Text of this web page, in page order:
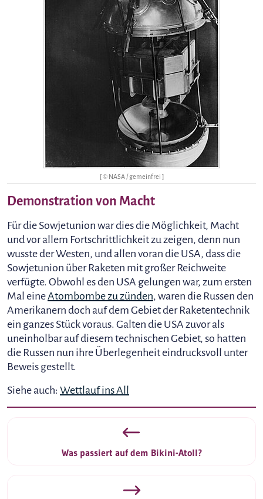
[ © NASA / gemeinfrei ]
Demonstration von Macht
Für die Sowjetunion war dies die Möglichkeit, Macht
und vor allem Fortschrittlichkeit zu zeigen, denn nun
wusste der Westen, und allen voran die USA, dass die
Sowjetunion über Raketen mit großer Reichweite
verfügte. Obwohl es den USA gelungen war, zum ersten
Mal eineAtombombe zu zünden, waren die Russen den
Amerikanern doch auf dem Gebiet der Raketentechnik
ein ganzes Stück voraus. Galten die USA zuvor als
uneinholbar auf diesem technischen Gebiet, so hatten
die Russen nun ihre Überlegenheit eindrucksvoll unter
Beweis gestellt.
Siehe auch: Wettlauf ins All
Was passiert auf dem Bikini-Atoll?